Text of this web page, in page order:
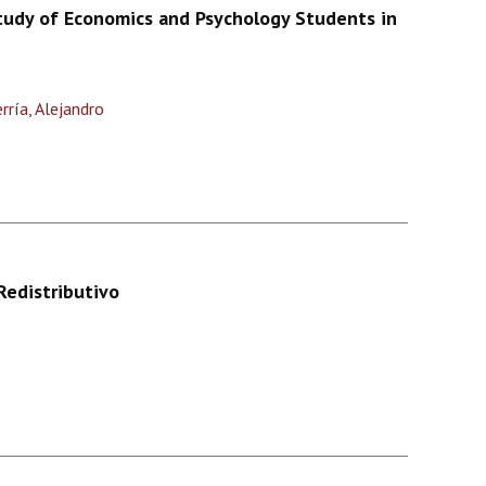
of Economics and Psychology Students in
Alejandro